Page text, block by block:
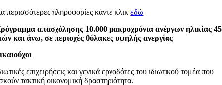
περισσότερες πληροφορίες κάντε κλικεδώ
απασχόλησης 10.000 μακροχρόνια ανέργων ηλικίας 45
και άνω, σε περιοχές θύλακες υψηλής ανεργίας
επιχειρήσεις και γενικά εργοδότες του ιδιωτικού τομέα που
τακτική οικονομική δραστηριότητα.